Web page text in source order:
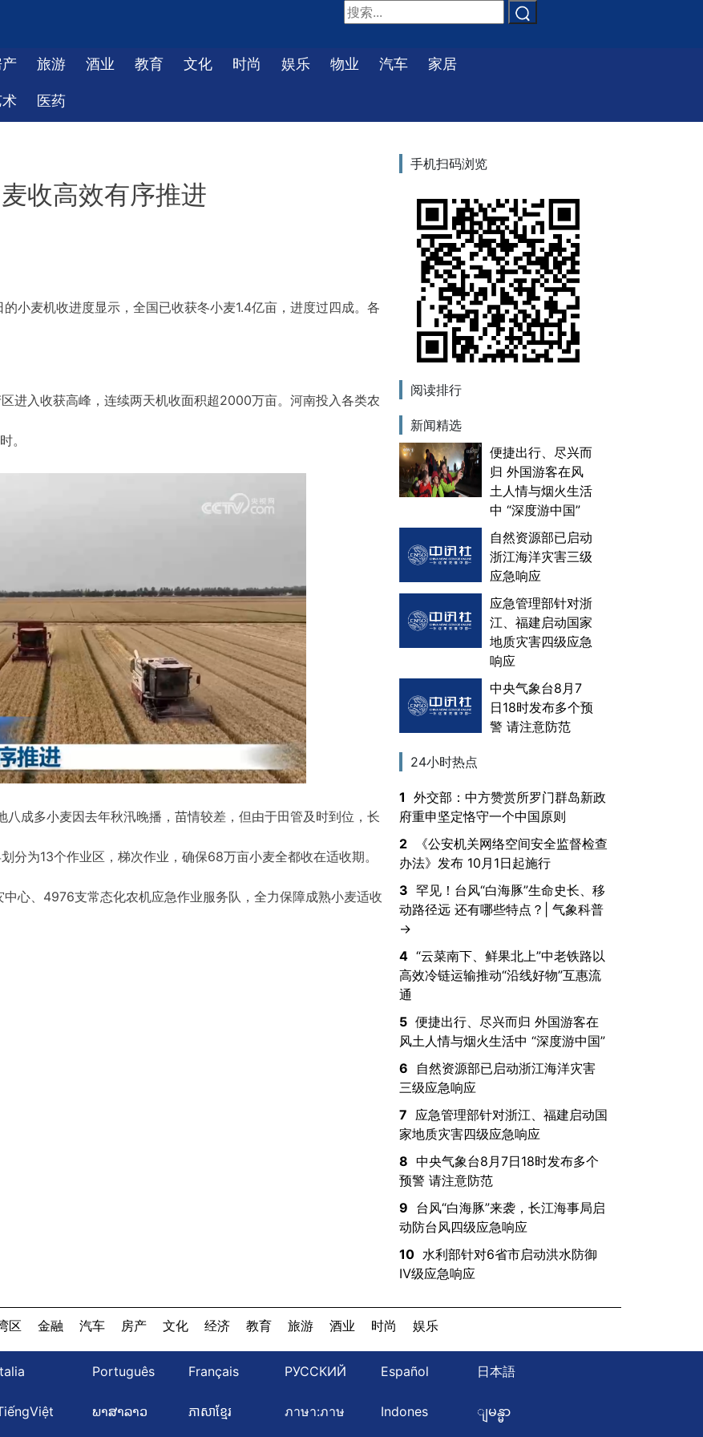
产 旅游 酒业 教育 文化 时尚 娱乐 物业 汽车 家居
医药
收高效有序推进
小麦机收进度显示，全国已收获冬小麦1.4亿亩，进度过四成。各
进入收获高峰，连续两天机收面积超2000万亩。河南投入各类农
。
成多小麦因去年秋汛晚播，苗情较差，但由于田管及时到位，长
分为13个作业区，梯次作业，确保68万亩小麦全都收在适收期。
心、4976支常态化农机应急作业服务队，全力保障成熟小麦适收
手机扫码浏览
阅读排行
新闻精选
便捷出行、尽兴而
归 外国游客在风
土人情与烟火生活
中 “深度游中国”
自然资源部已启动
浙江海洋灾害三级
应急响应
应急管理部针对浙
江、福建启动国家
地质灾害四级应急
响应
中央气象台8月7
日18时发布多个预
警 请注意防范
24小时热点
1 外交部：中方赞赏所罗门群岛新政
府重申坚定恪守一个中国原则
2
《公安机关网络空间安全监督检查
办法》发布 10月1日起施行
3 罕见！台风“白海豚”生命史长、移
动路径远 还有哪些特点？| 气象科普
→
4 “云菜南下、鲜果北上”中老铁路以
高效冷链运输推动“沿线好物”互惠流
通
5 便捷出行、尽兴而归 外国游客在
风土人情与烟火生活中 “深度游中国”
6
自然资源部已启动浙江海洋灾害
三级应急响应
7 应急管理部针对浙江、福建启动国
家地质灾害四级应急响应
8 中央气象台8月7日18时发布多个
预警 请注意防范
9 台风“白海豚”来袭，长江海事局启
动防台风四级应急响应
10 水利部针对6省市启动洪水防御
Ⅳ级应急响应
区 金融 汽车 房产 文化 经济 教育 旅游 酒业 时尚 娱乐
Português Français РУССКИЙ Español 日本語
ພາສາລາວ ភាសាខ្មែរ ภาษา:ภาษ Indones ျမန္မာ